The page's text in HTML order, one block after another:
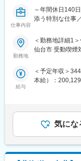
◎プロダクト例 1
・GCP等のクラ
・DWH・API等
・dbtなどを用い
◎プロダクト例
・ データ利活用
◎プロダクト例
・全社のデータ
・クラウドの最
仕事内容
～年間休日140
添う特別な仕事
「売上を追う接
■採用背景
■この仕事の魅力
・「売る接客」
・内勤・反響型
・1組あたり約2
・その場限りで
勤務地
＜勤務地詳細1
仙台市 受動喫煙
＜勤務地詳細3
受動喫煙対策：
給与
＜予定年収＞
本給）：
／入社8年目／
目／月給32万
万8500円×12か
を通じて上下す
た表記です。
気にな